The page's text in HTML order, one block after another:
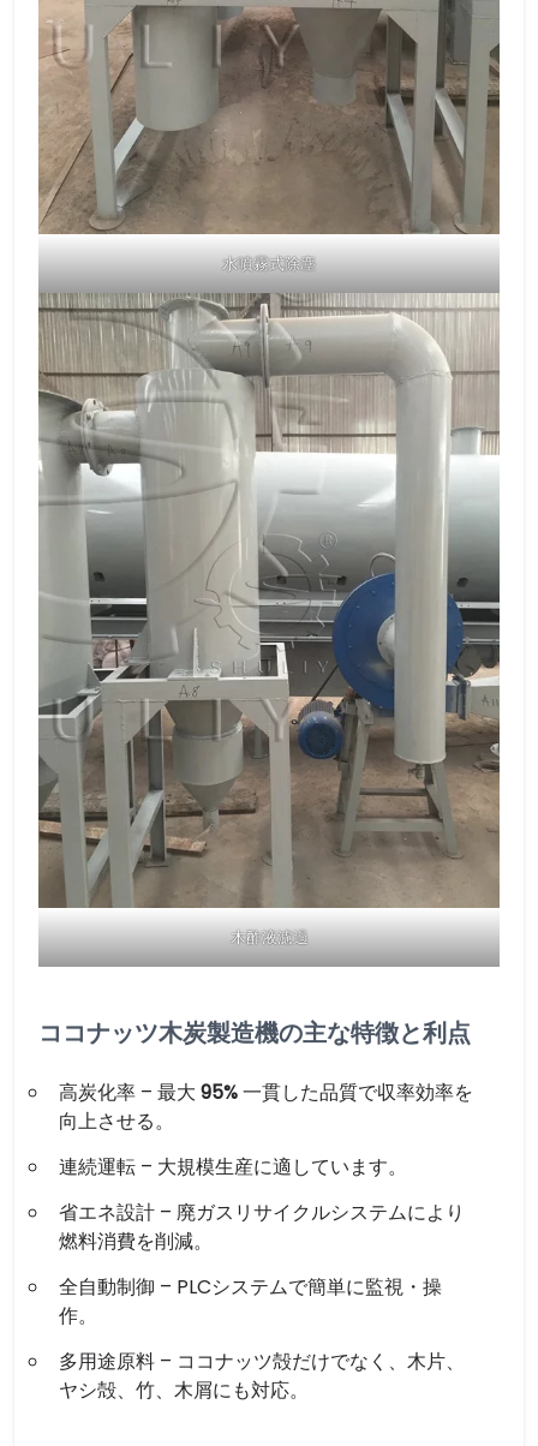
水噴霧式除塵
木酢液濾過
ココナッツ木炭製造機の主な特徴と利点
高炭化率 – 最大 95%一貫した品質で収率効率を
向上させる。
連続運転 – 大規模生産に適しています。
省エネ設計 – 廃ガスリサイクルシステムにより
燃料消費を削減。
全自動制御 – PLCシステムで簡単に監視・操
作。
多用途原料 – ココナッツ殻だけでなく、木片、
ヤシ殻、竹、木屑にも対応。